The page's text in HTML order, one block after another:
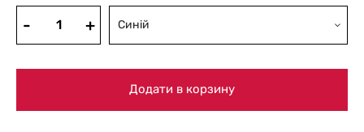
Синій
Додати в корзину